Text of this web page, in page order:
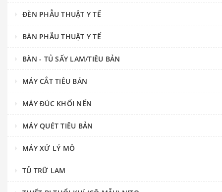
ĐÈN PHẪU THUẬT Y TẾ
BÀN PHẪU THUẬT Y TẾ
BÀN - TỦ SẤY LAM/TIÊU BẢN
MÁY CẮT TIÊU BẢN
MÁY ĐÚC KHỐI NẾN
MÁY QUÉT TIÊU BẢN
MÁY XỬ LÝ MÔ
TỦ TRỮ LAM